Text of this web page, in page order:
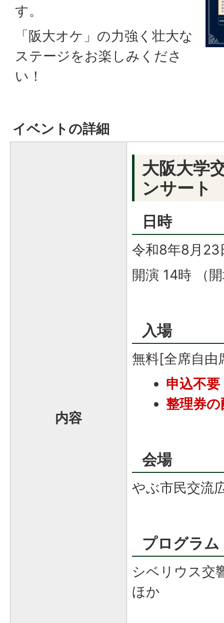
す。
「阪大オケ」の力強く壮大な
ステージをお楽しみくださ
い！
イベントの詳細
内容
大阪大学
ンサート
日時
令和8年8月23
開演 14時 （
入場
無料[全席自由
申込不要
整理券
会場
やぶ市民交流
プログラム
シベリウス交
ほか